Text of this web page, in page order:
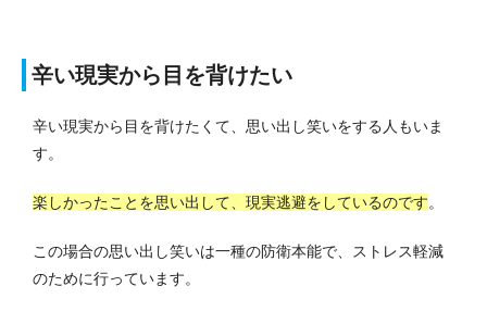
辛い現実から目を背けたい
辛い現実から目を背けたくて、思い出し笑いをする人もいま
す。
楽しかったことを思い出して、現実逃避をしているのです。
この場合の思い出し笑いは一種の防衛本能で、ストレス軽減
のために行っています。